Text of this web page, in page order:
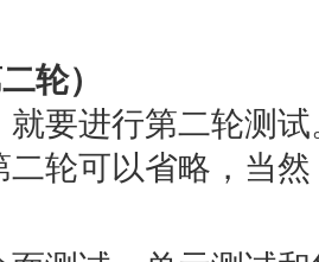
轮）
就要进行第二轮测
二轮可以省略，当